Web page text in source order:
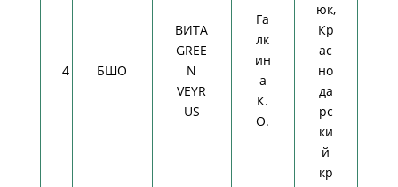
4 БШО
ВИТА
GREE
N
VEYR
US
Га
лк
ин
а
К.
О.
юк,
Кр
ас
но
да
рс
ки
й
кр